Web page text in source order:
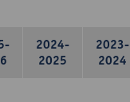
2024-
2025
2023-
2024